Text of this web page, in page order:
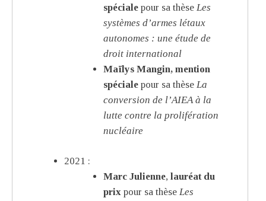
spécialepour sa thèse Les
systèmes d’armes létaux
autonomes : une étude de
droit international
Maïlys Mangin, mention
spécialepour sa thèse La
conversion de l’AIEA à la
lutte contre la prolifération
nucléaire
2021 :
Marc Julienne, lauréat du
prixpour sa thèse Les